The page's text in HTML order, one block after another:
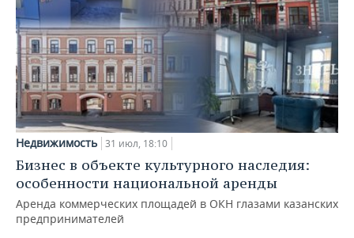
Недвижимость 31 июл, 18:10
Бизнес в объекте культурного наследия:
особенности национальной аренды
Аренда коммерческих площадей в ОКН глазами казанских
предпринимателей